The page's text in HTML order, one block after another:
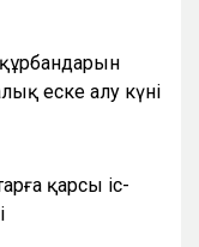
еске алу күні
қарсы іс-